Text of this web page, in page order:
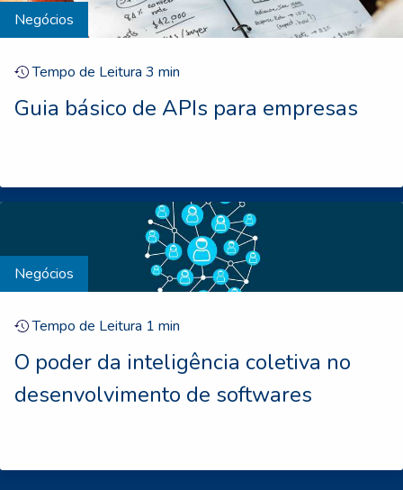
Negócios
Tempo de Leitura 3 min
Guia básico de APIs para empresas
Negócios
Tempo de Leitura 1 min
O poder da inteligência coletiva no
desenvolvimento de softwares